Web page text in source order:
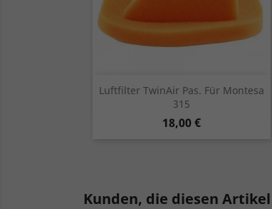
Luftfilter TwinAir Pas. Für Montesa
315
Preis
18,00 €
Vorschau
Kunden, die diesen